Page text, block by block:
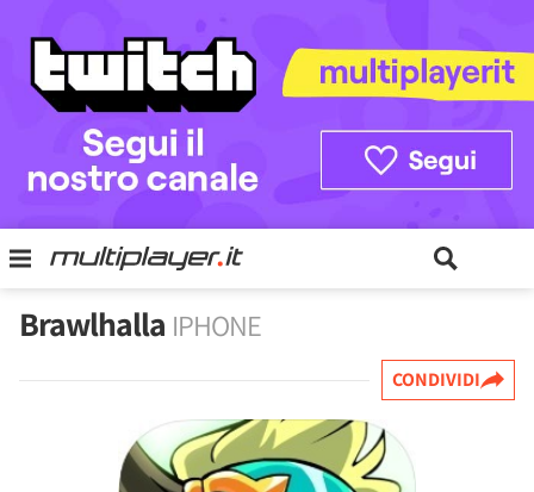
Brawlhalla IPHONE
CONDIVIDI